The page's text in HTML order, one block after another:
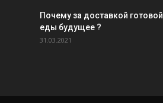
Почему за доставкой готовой
еды будущее ?
31.03.2021